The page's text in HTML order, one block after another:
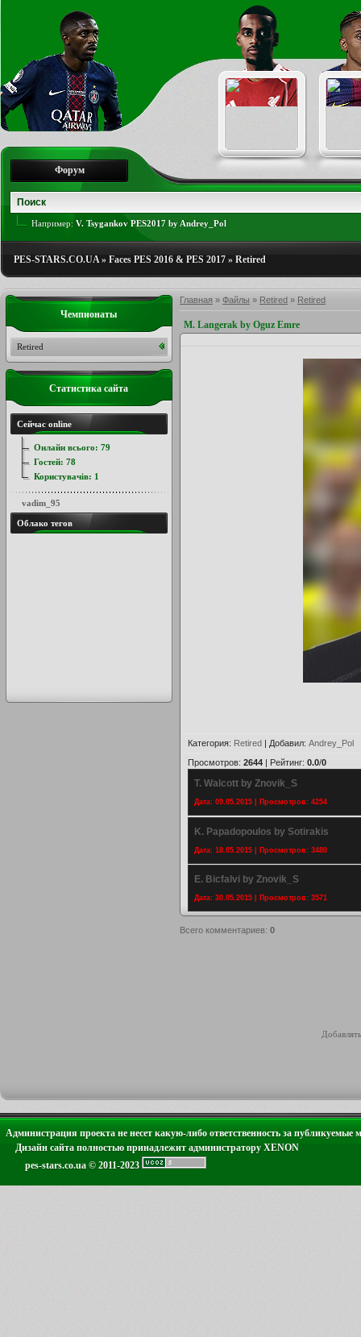
Форум
Например: V. Tsygankov PES2017 by Andrey_Pol
PES-STARS.CO.UA» Faces PES 2016 & PES 2017 » Retired
Главная » Файлы » Retired » Retired
M. Langerak by Oguz Emre
Категория: Retired | Добавил: Andrey_Pol
Просмотров: 2644 | Рейтинг: 0.0/0
T. Walcott by Znovik_S
Дата: 09.05.2015 | Просмотров: 4254
K. Papadopoulos by Sotirakis
Дата: 18.05.2015 | Просмотров: 3480
E. Bicfalvi by Znovik_S
Дата: 30.05.2015 | Просмотров: 3571
Всего комментариев: 0
Чемпионаты
Retired
Статистика сайта
Сейчас online
Онлайн всього: 79
Гостей: 78
Користувачів: 1
vadim_95
Облако тегов
Администрация проекта не несет какую-либо ответственность за публикуемые
Дизайн сайта полностью принадлежит администратору XENON
pes-stars.co.ua © 2011-2023